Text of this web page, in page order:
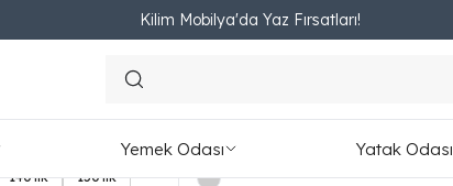
Kilim Mobilya'da Yaz Fırsatları!
Yemek Odası Yatak Odası
140'lık 150'lik
ONLINE ÖZEL
Visco Comfort Başlık
6 Ebat, Boyut, Renk Seçeneği